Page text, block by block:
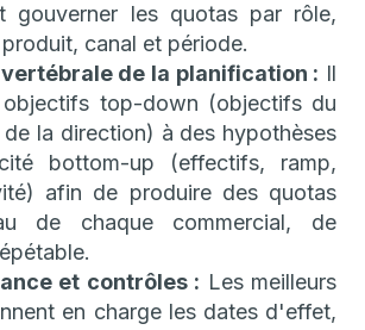
gouverner les quotas par rôle,
canal et période.
de la planification : Il
objectifs top-down (objectifs du
la direction) à des hypothèses
bottom-up (effectifs, ramp,
afin de produire des quotas
de chaque commercial, de
et contrôles : Les meilleurs
en charge les dates d'effet,